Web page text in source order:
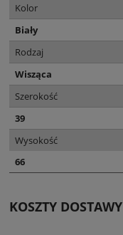
Kolor
Biały
Rodzaj
Wisząca
Szerokość
39
Wysokość
66
KOSZTY DOSTAWY